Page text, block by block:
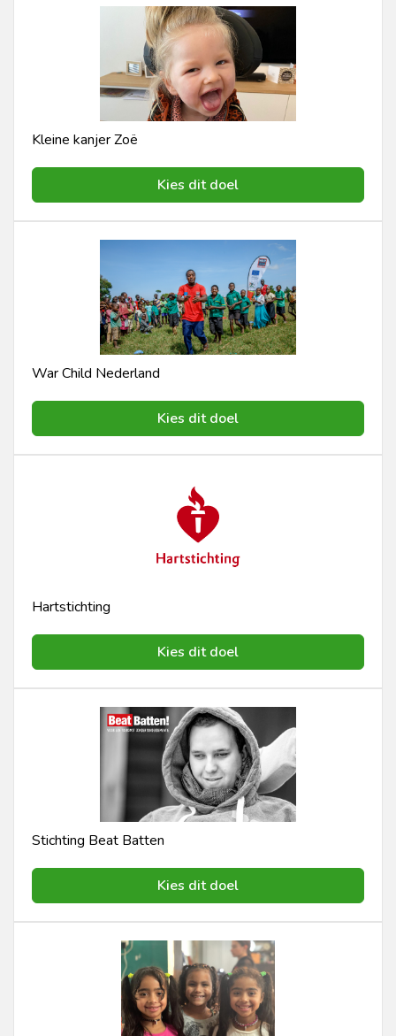
Kleine kanjer Zoë
Kies dit doel
War Child Nederland
Kies dit doel
Hartstichting
Kies dit doel
Stichting Beat Batten
Kies dit doel